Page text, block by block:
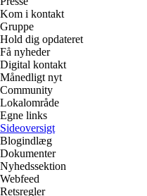
Kom i kontakt
Gruppe
Hold dig opdateret
Få nyheder
Digital kontakt
Månedligt nyt
Community
Lokalområde
Egne links
Sideoversigt
Blogindlæg
Dokumenter
Nyhedssektion
Webfeed
Retsregler